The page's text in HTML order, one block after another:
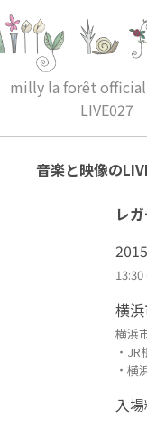
milly la forêt
LIVE027
音楽と映像の
レ
横
横浜
・
・横
入